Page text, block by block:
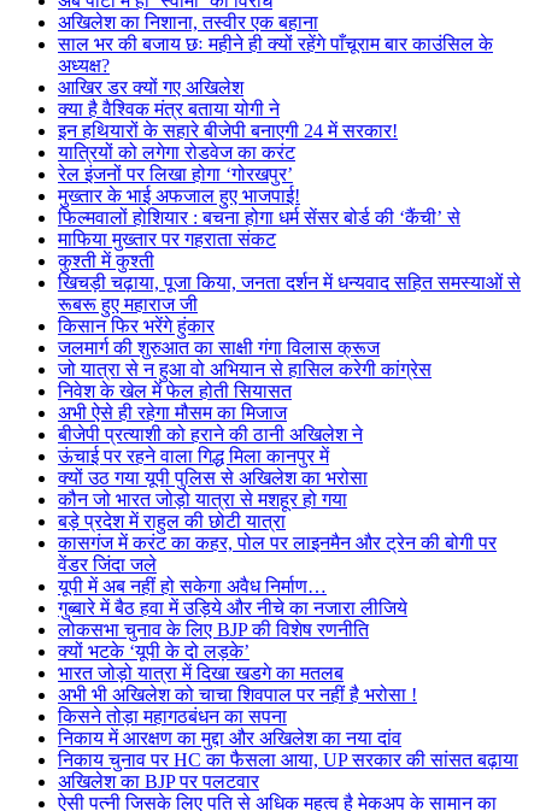
अखिलेश का निशाना, तस्वीर एक बहाना
साल भर की बजाय छः महीने ही क्यों रहेंगे पाँचूराम बार काउंसिल के
अध्यक्ष?
आखिर डर क्यों गए अखिलेश
क्या है वैश्विक मंत्र बताया योगी ने
इन हथियारों के सहारे बीजेपी बनाएगी 24 में सरकार!
यात्रियों को लगेगा रोडवेज का करंट
रेल इंजनों पर लिखा होगा ‘गोरखपुर’
मुख्तार के भाई अफजाल हुए भाजपाई!
फिल्मवालों होशियार : बचना होगा धर्म सेंसर बोर्ड की ‘कैंची’ से
माफिया मुख्तार पर गहराता संकट
कुश्ती में कुश्ती
खिचड़ी चढ़ाया, पूजा किया, जनता दर्शन में धन्यवाद सहित समस्याओं से
रूबरू हुए महाराज जी
किसान फिर भरेंगे हुंकार
जलमार्ग की शुरुआत का साक्षी गंगा विलास क्रूज
जो यात्रा से न हुआ वो अभियान से हासिल करेगी कांग्रेस
निवेश के खेल में फेल होती सियासत
अभी ऐसे ही रहेगा मौसम का मिजाज
बीजेपी प्रत्याशी को हराने की ठानी अखिलेश ने
ऊंचाई पर रहने वाला गिद्ध मिला कानपुर में
क्यों उठ गया यूपी पुलिस से अखिलेश का भरोसा
कौन जो भारत जोड़ो यात्रा से मशहूर हो गया
बड़े प्रदेश में राहुल की छोटी यात्रा
कासगंज में करंट का कहर, पोल पर लाइनमैन और ट्रेन की बोगी पर
वेंडर जिंदा जले
यूपी में अब नहीं हो सकेगा अवैध निर्माण…
गुब्बारे में बैठ हवा में उड़िये और नीचे का नजारा लीजिये
लोकसभा चुनाव के लिए BJP की विशेष रणनीति
क्यों भटके ‘यूपी के दो लड़के’
भारत जोड़ो यात्रा में दिखा खडगे का मतलब
अभी भी अखिलेश को चाचा शिवपाल पर नहीं है भरोसा !
किसने तोड़ा महागठबंधन का सपना
निकाय में आरक्षण का मुद्दा और अखिलेश का नया दांव
निकाय चुनाव पर HC का फैसला आया, UP सरकार की सांसत बढ़ाया
अखिलेश का BJP पर पलटवार
ऐसी पत्नी जिसके लिए पति से अधिक महत्व है मेकअप के सामान का